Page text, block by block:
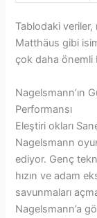
Tablodaki veriler,
Matthäus gibi
çok daha önemli
Nagelsmann’ın
Performansı
Eleştiri okları
Nagelsmann
ediyor. Genç
hızın ve adam
savunmaları
Nagelsmann’a